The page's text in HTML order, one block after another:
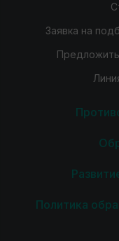
Заявка на
Политика